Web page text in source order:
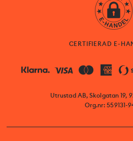
CERTIFIERAD E-
Utrustad AB, Skolgatan 19,
Org.nr: 559131-